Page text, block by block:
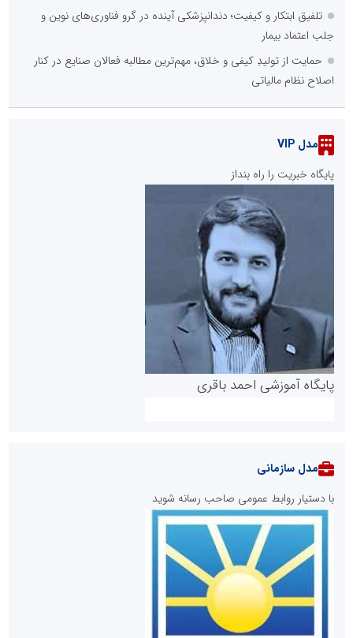
تلفیق ابتکار و کیفیت؛ دندانپزشکی آینده در گرو فناوری‌های نوین و
جلب اعتماد بیمار
حمایت از تولیدِ کیفی و خلاق، مهم‌ترین مطالبه فعالان صنایع در کنار
اصلاح نظام مالیاتی
مدل VIP
پایگاه خبریت را راه بنداز
پایگاه آموزشی احمد باقری
روابط عمومی خبرگزاری گزارش خبر
مدل سازمانی
با دستیار روابط عمومی صاحب رسانه شوید